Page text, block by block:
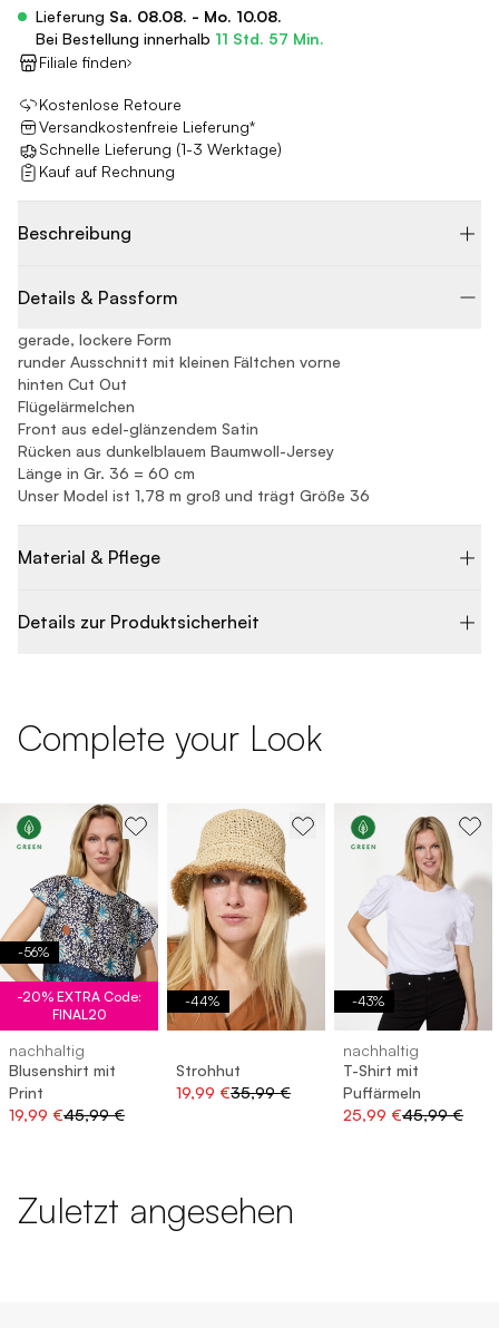
Lieferung Sa. 08.08. - Mo. 10.08.
Bei Bestellung innerhalb 11 Std. 57 Min.
Filiale finden
Kostenlose Retoure
Versandkostenfreie Lieferung*
Schnelle Lieferung (1-3 Werktage)
Kauf auf Rechnung
Beschreibung
Details & Passform
gerade, lockere Form
runder Ausschnitt mit kleinen Fältchen vorne
hinten Cut Out
Flügelärmelchen
Front aus edel-glänzendem Satin
Rücken aus dunkelblauem Baumwoll-Jersey
Länge in Gr. 36 = 60 cm
Unser Model ist 1,78 m groß und trägt Größe 36
Material & Pflege
Details zur Produktsicherheit
Complete your Look
-56%
-20% EXTRA Code:
FINAL20
nachhaltig
Blusenshirt mit
Print
19,99 €45,99 €
-44%
Strohhut
19,99 €35,99 €
-43%
nachhaltig
T-Shirt mit
Puffärmeln
25,99 €45,99 €
Zuletzt angesehen